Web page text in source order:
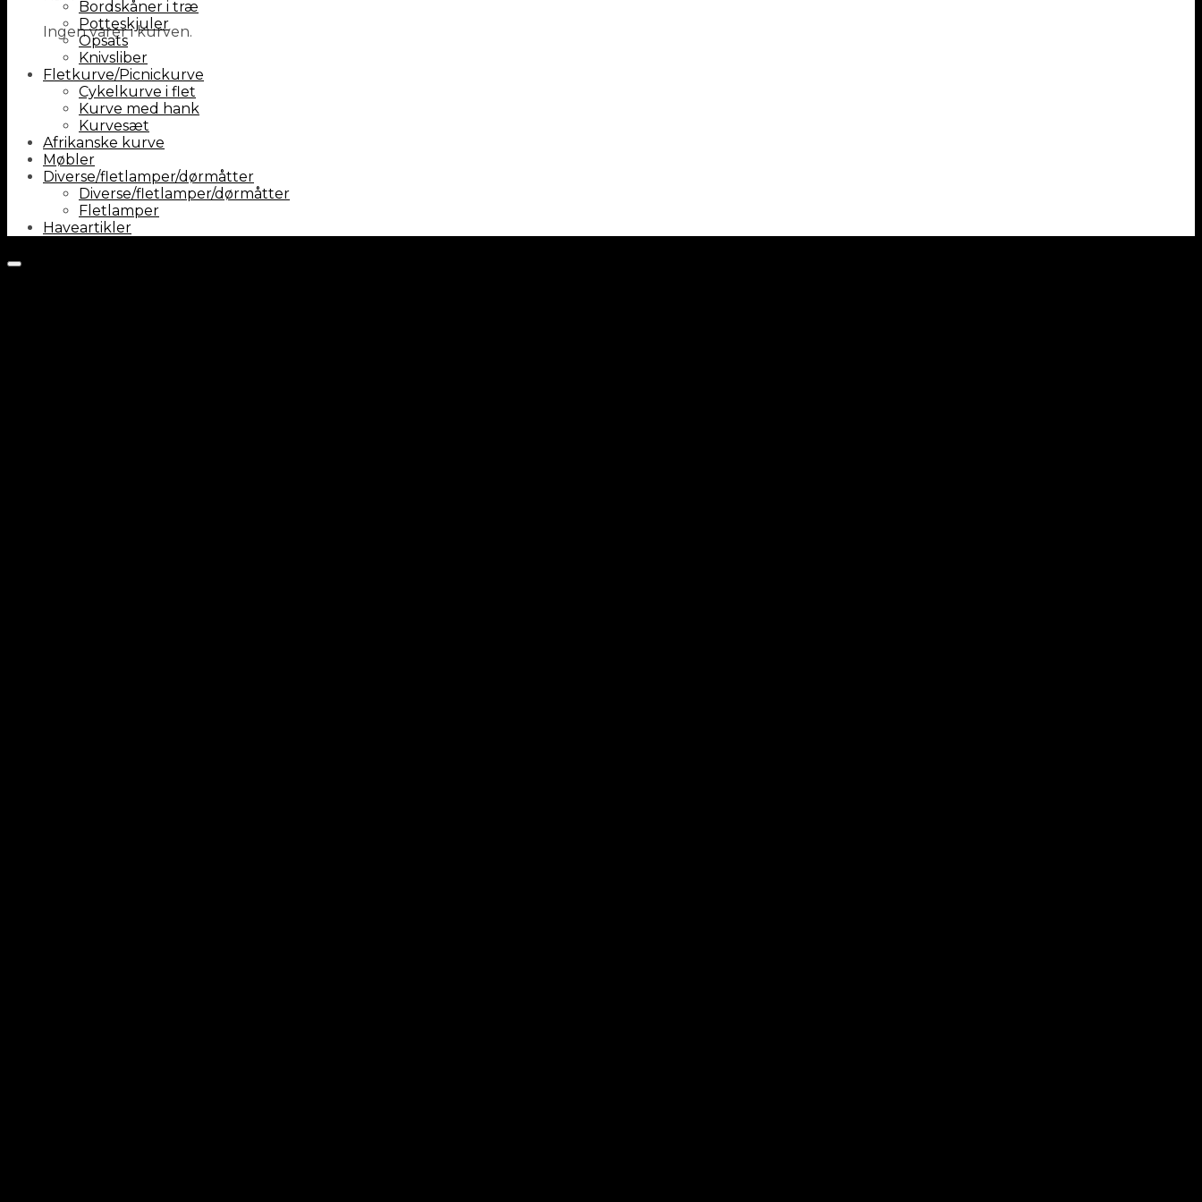
Ingen varer i kurven.
Bordskåner i træ
Potteskjuler
Opsats
Knivsliber
Fletkurve/Picnickurve
Cykelkurve i flet
Kurve med hank
Kurvesæt
Afrikanske kurve
Møbler
Diverse/fletlamper/dørmåtter
Diverse/fletlamper/dørmåtter
Fletlamper
Haveartikler